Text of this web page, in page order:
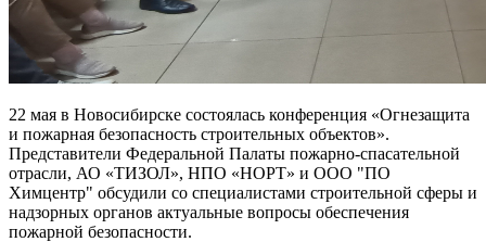
22 мая в Новосибирске состоялась конференция «Огнезащита
и пожарная безопасность строительных объектов».
Представители Федеральной Палаты пожарно-спасательной
отрасли, АО «ТИЗОЛ», НПО «НОРТ» и ООО "ПО
Химцентр" обсудили со специалистами строительной сферы и
надзорных органов актуальные вопросы обеспечения
пожарной безопасности.